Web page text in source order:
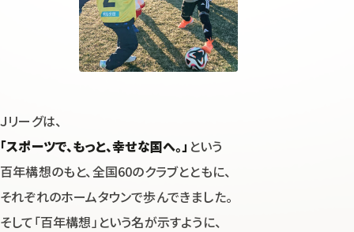
Ｊリーグは、
「スポーツで、もっと、幸せな国へ。」 という
百年構想のもと、全国60のクラブとともに、
それぞれのホームタウンで歩んできました。
そして「百年構想」という名が示すように、